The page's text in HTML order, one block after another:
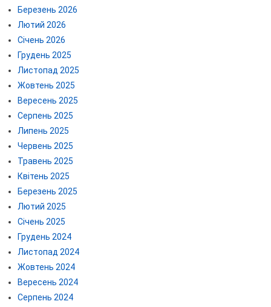
Березень 2026
Лютий 2026
Січень 2026
Грудень 2025
Листопад 2025
Жовтень 2025
Вересень 2025
Серпень 2025
Липень 2025
Червень 2025
Травень 2025
Квітень 2025
Березень 2025
Лютий 2025
Січень 2025
Грудень 2024
Листопад 2024
Жовтень 2024
Вересень 2024
Серпень 2024